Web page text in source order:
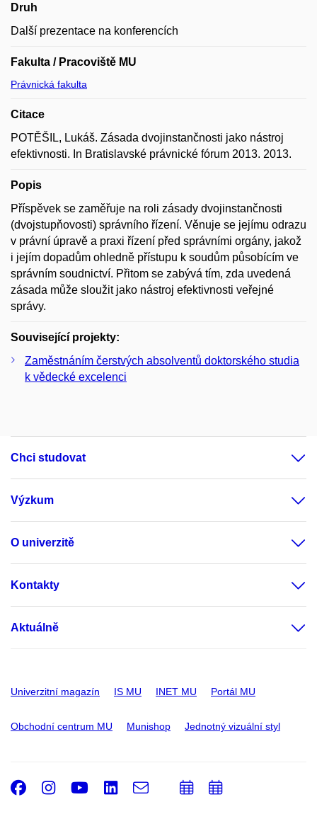
Druh
Další prezentace na konferencích
Fakulta / Pracoviště MU
Právnická fakulta
Citace
POTĚŠIL, Lukáš. Zásada dvojinstančnosti jako nástroj
efektivnosti. In Bratislavské právnické fórum 2013. 2013.
Popis
Příspěvek se zaměřuje na roli zásady dvojinstančnosti
(dvojstupňovosti) správního řízení. Věnuje se jejímu odrazu
v právní úpravě a praxi řízení před správními orgány, jakož
i jejím dopadům ohledně přístupu k soudům působícím ve
správním soudnictví. Přitom se zabývá tím, zda uvedená
zásada může sloužit jako nástroj efektivnosti veřejné
správy.
Související projekty:
Zaměstnáním čerstvých absolventů doktorského studia
k vědecké excelenci
Chci studovat
Výzkum
O univerzitě
Kontakty
Aktuálně
Univerzitní magazín IS MU INET MU Portál MU
Obchodní centrum MU Munishop Jednotný vizuální styl
Facebook
Instagram
Youtube
LinkedIn
e-
Email
PřidatPřidat